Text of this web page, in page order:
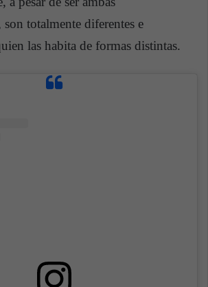
son totalmente diferentes e
las habita de formas distintas.